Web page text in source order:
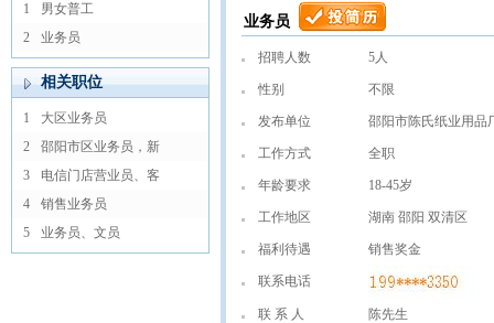
1
男女普工
2
业务员
相关职位
1
大区业务员
2
邵阳市区业务员，新
3
电信门店营业员、客
4
销售业务员
5
业务员、文员
业务员
招聘人数 5人
性别 不限
发布单位 邵阳市陈氏纸业用品
工作方式 全职
年龄要求 18-45岁
工作地区 湖南 邵阳 双清区
福利待遇 销售奖金
联系电话
联 系 人 陈先生